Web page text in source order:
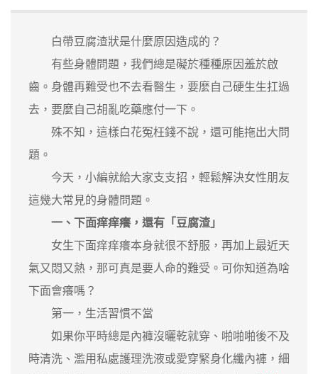
白帶豆腐渣狀是什麼原因造成的？
有些身體問題，我們總是礙於種種原因羞於啟
齒。身體再難受也不去看醫生，要麼自己硬生生扛過
去，要麼自己胡亂吃藥應付一下。
殊不知，這樣白花冤枉錢不說，還可能拖出大問
題。
今天，小編就給大家支支招，輕鬆解決女性朋友
這幾大常見的身體問題。
一、下面痒痒癢，還有「豆腐渣」
女生下面痒痒癢本身就很不舒服，再加上最近天
氣又悶又熱，那可真是要人命的難受。可你知道為啥
下面會癢嗎？
第一，生活習慣不當
如果你平時總是內褲沒曬乾就穿、啪啪啪後不及
時清洗、濫用私處護理洗液或愛穿緊身化纖內褲，細